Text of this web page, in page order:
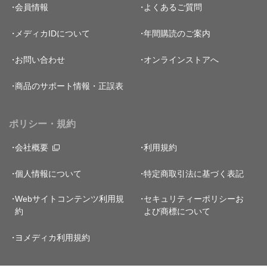
会員情報 よくあるご質問
メディカIDについて 年間購読のご案内
お問い合わせ オンラインストアへ
商品のサポート情報・正誤表
ポリシー・規約
会社概要 利用規約
個人情報について 特定商取引法に基づく表記
Webサイトコンテンツ利用規
約
セキュリティーポリシーお
よび商標について
ヨメディカ利用規約